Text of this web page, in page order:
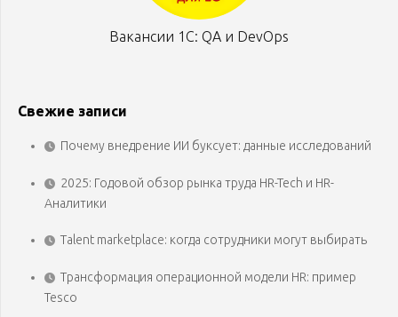
Вакансии 1С: QA и DevOps
Свежие записи
Почему внедрение ИИ буксует: данные исследований
2025: Годовой обзор рынка труда HR-Tech и HR-
Аналитики
Talent marketplace: когда сотрудники могут выбирать
Трансформация операционной модели HR: пример
Tesco